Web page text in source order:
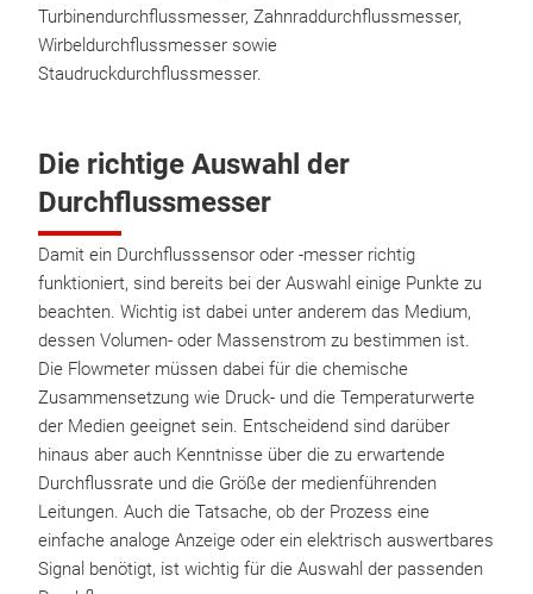
Turbinendurchflussmesser, Zahnraddurchflussmesser,
Wirbeldurchflussmesser sowie
Staudruckdurchflussmesser.
Die richtige Auswahl der
Durchflussmesser
Damit ein Durchflusssensor oder -messer richtig
funktioniert, sind bereits bei der Auswahl einige Punkte zu
beachten. Wichtig ist dabei unter anderem das Medium,
dessen Volumen- oder Massenstrom zu bestimmen ist.
Die Flowmeter müssen dabei für die chemische
Zusammensetzung wie Druck- und die Temperaturwerte
der Medien geeignet sein. Entscheidend sind darüber
hinaus aber auch Kenntnisse über die zu erwartende
Durchflussrate und die Größe der medienführenden
Leitungen. Auch die Tatsache, ob der Prozess eine
einfache analoge Anzeige oder ein elektrisch auswertbares
Signal benötigt, ist wichtig für die Auswahl der passenden